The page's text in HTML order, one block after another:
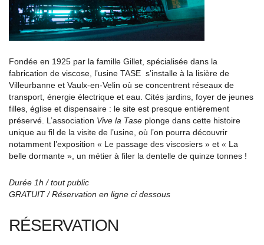
Fondée en 1925 par la famille Gillet, spécialisée dans la
fabrication de viscose, l’usine TASE s’installe à la lisière de
Villeurbanne et Vaulx-en-Velin où se concentrent réseaux de
transport, énergie électrique et eau. Cités jardins, foyer de jeunes
filles, église et dispensaire : le site est presque entièrement
préservé. L’association Vive la Tase plonge dans cette histoire
unique au fil de la visite de l’usine, où l’on pourra découvrir
notamment l’exposition « Le passage des viscosiers » et « La
belle dormante », un métier à filer la dentelle de quinze tonnes !
Durée 1h / tout public
GRATUIT / Réservation en ligne ci dessous
RÉSERVATION